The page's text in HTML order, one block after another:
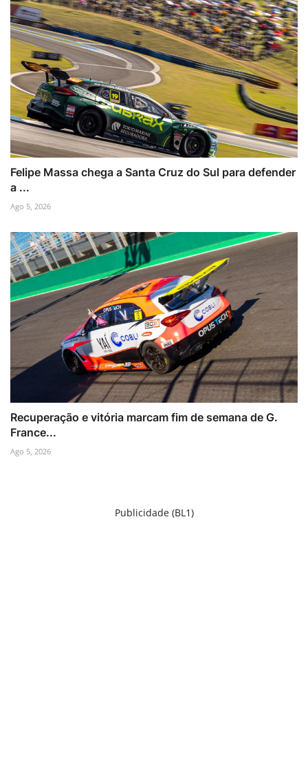
Felipe Massa chega a Santa Cruz do Sul para defender
a ...
Ago 5, 2026
Recuperação e vitória marcam fim de semana de G.
France...
Ago 5, 2026
Publicidade (BL1)